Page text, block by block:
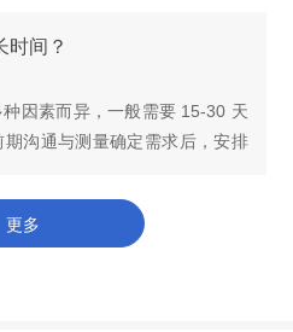
时间？
因素而异，一般需要 15-30 天
沟通与测量确定需求后，安排
出具设计方案及...
更多